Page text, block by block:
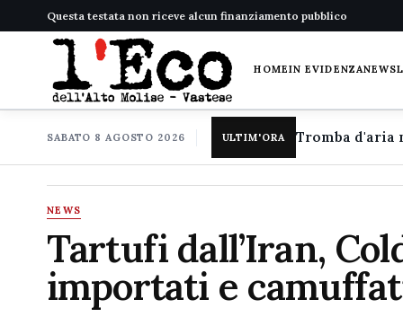
Questa testata non riceve alcun finanziamento pubblico
HOMEIN EVIDENZANEWS
SABATO 8 AGOSTO 2026 ULTIM'ORA
NEWS
Tartufi dall’Iran,
importati e